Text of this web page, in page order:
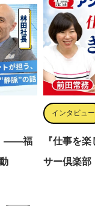
――福
インタビュー
『仕事を楽
サー倶楽部・